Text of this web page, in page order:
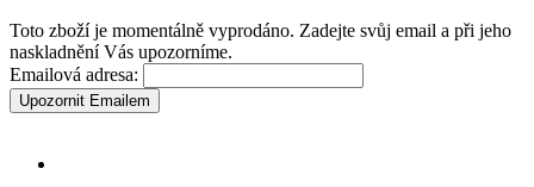
Toto zboží je momentálně vyprodáno. Zadejte svůj email a při jeho
naskladnění Vás upozorníme.
Emailová adresa:
Upozornit Emailem